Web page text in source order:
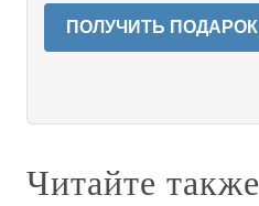
ПОЛУЧИТЬ ПОДАРОК
Читайте также